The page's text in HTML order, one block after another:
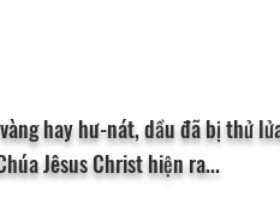
hay hư-nát, dầu đã bị thử
Jêsus Christ hiện ra...